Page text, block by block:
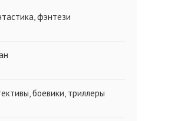
фэнтези
боевики, триллеры